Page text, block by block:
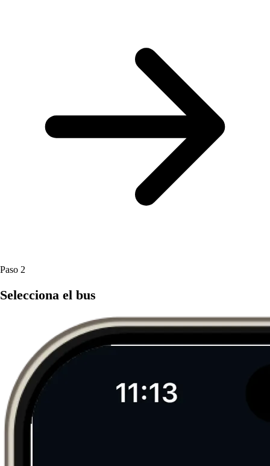
Paso 2
Selecciona el bus